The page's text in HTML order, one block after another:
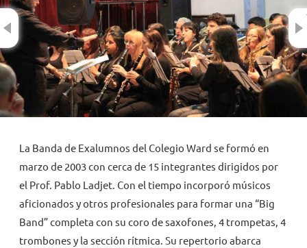
AGENDA
NOVEDADES
TRABAJAR AQUÍ
INTRANET
Previous
La Banda de Exalumnos del Colegio Ward se formó en
marzo de 2003 con cerca de 15 integrantes dirigidos por
el Prof. Pablo Ladjet. Con el tiempo incorporó músicos
aficionados y otros profesionales para formar una “Big
Band” completa con su coro de saxofones, 4 trompetas, 4
trombones y la sección rítmica. Su repertorio abarca